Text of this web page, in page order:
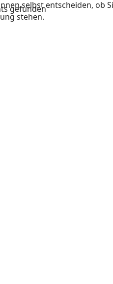
gefunden
selbst entscheiden,
stehen.